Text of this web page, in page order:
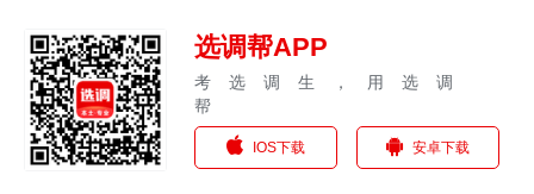
选调帮APP
考选调生，用选调
帮
IOS下载 安卓下载